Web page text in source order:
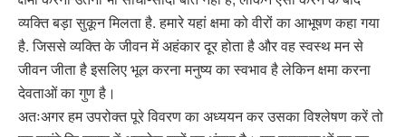
व्यक्ति बड़ा सुकून मिलता है. हमारे यहां क्षमा को वीरों का आभूषण कहा गया
है. जिससे व्यक्ति के जीवन में अहंकार दूर होता है और वह स्वस्थ मन से
जीवन जीता है इसलिए भूल करना मनुष्य का स्वभाव है लेकिन क्षमा करना
देवताओं का गुण है।
अतःअगर हम उपरोक्त पूरे विवरण का अध्ययन कर उसका विश्लेषण करें तो